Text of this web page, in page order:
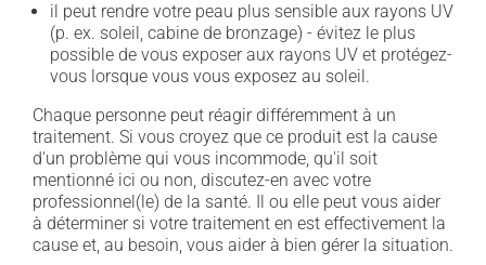
il peut rendre votre peau plus sensible aux rayons UV
(p. ex. soleil, cabine de bronzage) - évitez le plus
possible de vous exposer aux rayons UV et protégez-
vous lorsque vous vous exposez au soleil.
Chaque personne peut réagir différemment à un
traitement. Si vous croyez que ce produit est la cause
d'un problème qui vous incommode, qu'il soit
mentionné ici ou non, discutez-en avec votre
professionnel(le) de la santé. Il ou elle peut vous aider
à déterminer si votre traitement en est effectivement la
cause et, au besoin, vous aider à bien gérer la situation.